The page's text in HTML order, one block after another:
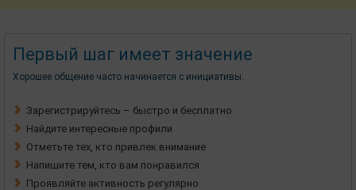
Первый шаг имеет значение
Хорошее общение часто начинается с инициативы.
Зарегистрируйтесь – быстро и бесплатно
Найдите интересные профили
Отметьте тех, кто привлек внимание
Напишите тем, кто вам понравился
Проявляйте активность регулярно